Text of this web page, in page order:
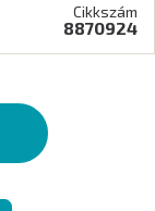
Cikkszám
8870924